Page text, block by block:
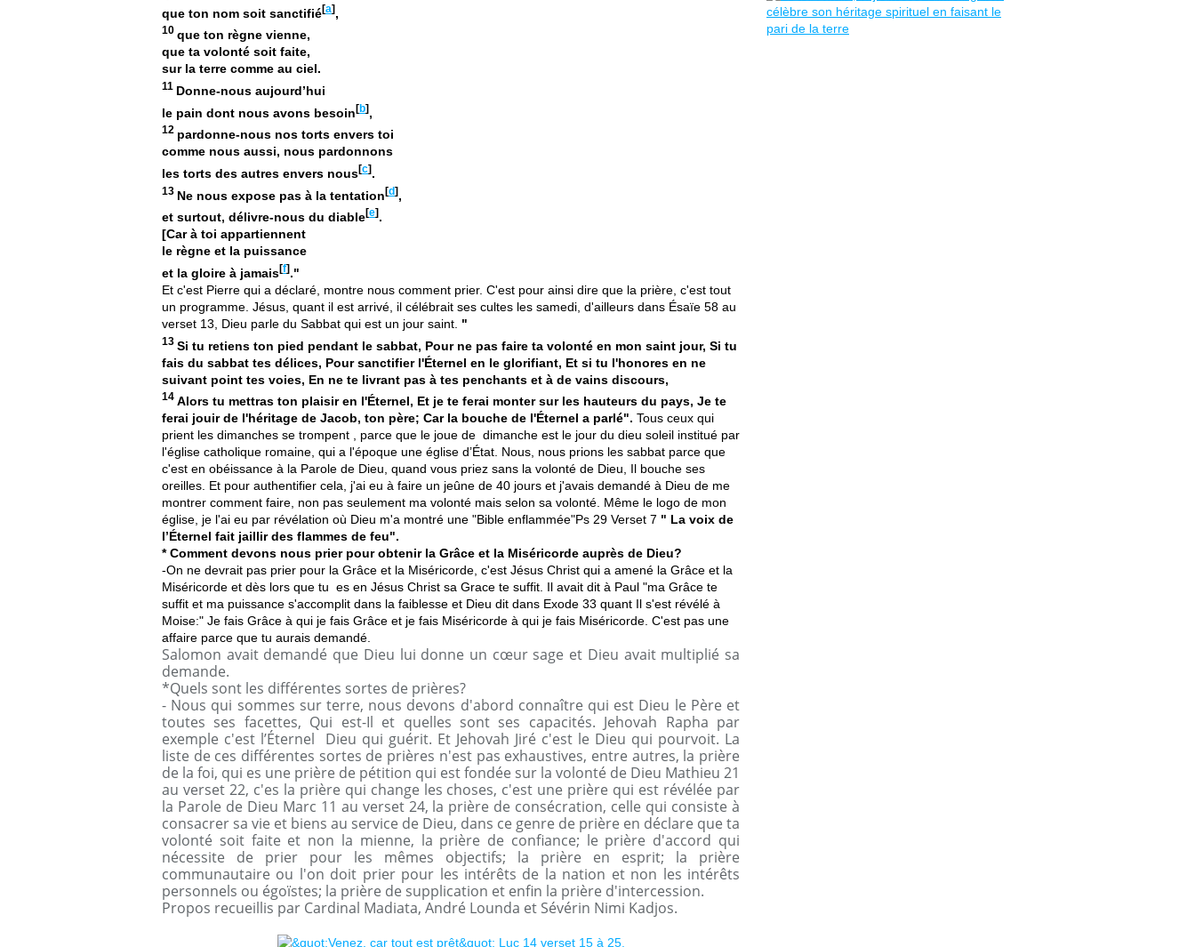
que ton nom soit sanctifié[a],
10 que ton règne vienne,
que ta volonté soit faite,
sur la terre comme au ciel.
11 Donne-nous aujourd’hui
le pain dont nous avons besoin[b],
12 pardonne-nous nos torts envers toi
comme nous aussi, nous pardonnons
les torts des autres envers nous[c] .
13 Ne nous expose pas à la tentation[d],
et surtout, délivre-nous du diable[e] .
[Car à toi appartiennent
le règne et la puissance
et la gloire à jamais[f] ."
Et c'est Pierre qui a déclaré, montre nous comment prier. C'est pour ainsi dire que la prière, c'est tout
un programme. Jésus, quant il est arrivé, il célébrait ses cultes les samedi, d'ailleurs dans Ésaïe 58 au
verset 13, Dieu parle du Sabbat qui est un jour saint. "
13 Si tu retiens ton pied pendant le sabbat, Pour ne pas faire ta volonté en mon saint jour, Si tu
fais du sabbat tes délices, Pour sanctifier l'Éternel en le glorifiant, Et si tu l'honores en ne
suivant point tes voies, En ne te livrant pas à tes penchants et à de vains discours,
14 Alors tu mettras ton plaisir en l'Éternel, Et je te ferai monter sur les hauteurs du pays, Je te
ferai jouir de l'héritage de Jacob, ton père; Car la bouche de l'Éternel a parlé". Tous ceux qui
prient les dimanches se trompent , parce que le joue de dimanche est le jour du dieu soleil institué par
l'église catholique romaine, qui a l'époque une église d’État. Nous, nous prions les sabbat parce que
c'est en obéissance à la Parole de Dieu, quand vous priez sans la volonté de Dieu, Il bouche ses
oreilles. Et pour authentifier cela, j'ai eu à faire un jeûne de 40 jours et j'avais demandé à Dieu de me
montrer comment faire, non pas seulement ma volonté mais selon sa volonté. Même le logo de mon
église, je l'ai eu par révélation où Dieu m'a montré une "Bible enflammée"Ps 29 Verset 7 " La voix de
l’Éternel fait jaillir des flammes de feu".
* Comment devons nous prier pour obtenir la Grâce et la Miséricorde auprès de Dieu?
-On ne devrait pas prier pour la Grâce et la Miséricorde, c'est Jésus Christ qui a amené la Grâce et la
Miséricorde et dès lors que tu es en Jésus Christ sa Grace te suffit. Il avait dit à Paul "ma Grâce te
suffit et ma puissance s'accomplit dans la faiblesse et Dieu dit dans Exode 33 quant Il s'est révélé à
Moise:" Je fais Grâce à qui je fais Grâce et je fais Miséricorde à qui je fais Miséricorde. C'est pas une
affaire parce que tu aurais demandé.
Salomon avait demandé que Dieu lui donne un cœur sage et Dieu avait multiplié sa
demande.
*Quels sont les différentes sortes de prières?
- Nous qui sommes sur terre, nous devons d'abord connaître qui est Dieu le Père et
toutes ses facettes, Qui est-Il et quelles sont ses capacités. Jehovah Rapha par
exemple c'est l’Éternel Dieu qui guérit. Et Jehovah Jiré c'est le Dieu qui pourvoit. La
liste de ces différentes sortes de prières n'est pas exhaustives, entre autres, la prière
de la foi, qui es une prière de pétition qui est fondée sur la volonté de Dieu Mathieu 21
au verset 22, c'es la prière qui change les choses, c'est une prière qui est révélée par
la Parole de Dieu Marc 11 au verset 24, la prière de consécration, celle qui consiste à
consacrer sa vie et biens au service de Dieu, dans ce genre de prière en déclare que ta
volonté soit faite et non la mienne, la prière de confiance; le prière d'accord qui
nécessite de prier pour les mêmes objectifs; la prière en esprit; la prière
communautaire ou l'on doit prier pour les intérêts de la nation et non les intérêts
personnels ou égoïstes; la prière de supplication et enfin la prière d'intercession.
Propos recueillis par Cardinal Madiata, André Lounda et Sévérin Nimi Kadjos.